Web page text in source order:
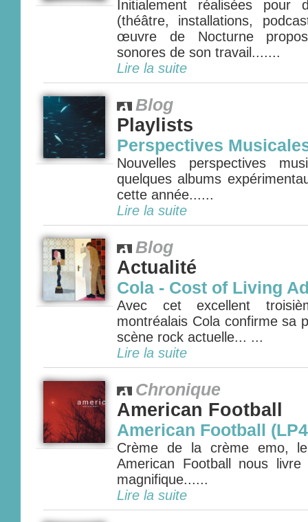
Initialement réalisées pour
(théâtre, installations,
œuvre de Nocturne
sonores de son travail.......
Lire la suite
Blog
Playlists
Perspectives
Nouvelles perspectives
quelques albums
cette année......
Lire la suite
Blog
Actualité
Cola - Cost of Living
Avec cet excellent
montréalais Cola confirme sa
scène rock actuelle... ...
Lire la suite
Chronique
American Football
American Football
Crème de la crème emo,
American Football nous
magnifique......
Lire la suite